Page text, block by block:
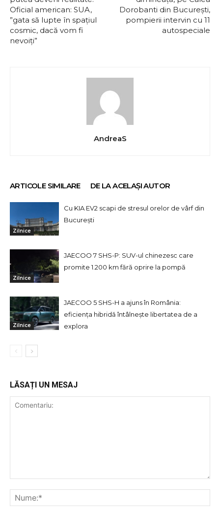
Oficial american: SUA,
”gata să lupte în spațiul
cosmic, dacă vom fi
nevoiți”
Dorobanti din București,
pompierii intervin cu 11
autospeciale
AndreaS
ARTICOLE SIMILARE DE LA ACELAȘI AUTOR
Zilnice
Cu KIA EV2 scapi de stresul orelor de vârf din
București
Zilnice
JAECOO 7 SHS-P: SUV-ul chinezesc care
promite 1.200 km fără oprire la pompă
Zilnice
JAECOO 5 SHS-H a ajuns în România:
eficiența hibridă întâlnește libertatea de a
explora
LĂSAȚI UN MESAJ